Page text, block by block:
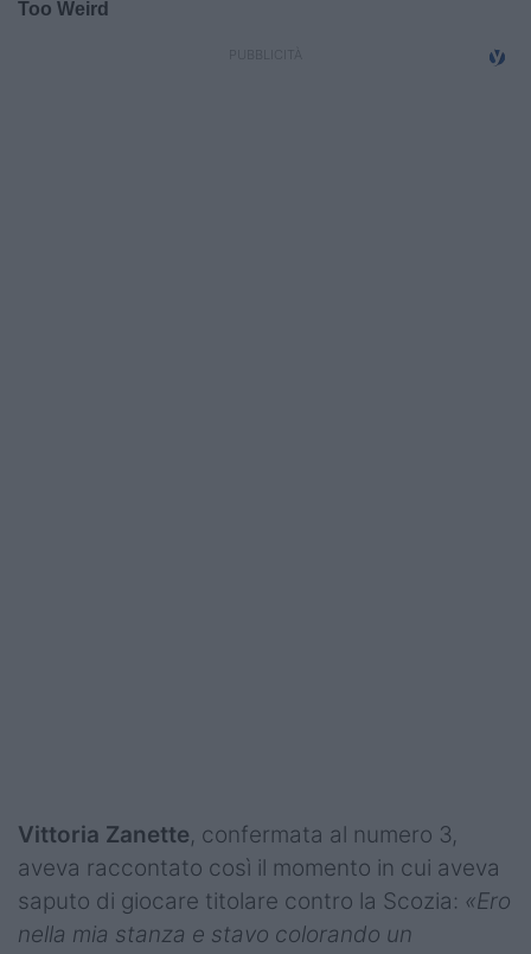
Vittoria Zanette, confermata al numero 3,
aveva raccontato così il momento in cui aveva
saputo di giocare titolare contro la Scozia: «Ero
nella mia stanza e stavo colorando un